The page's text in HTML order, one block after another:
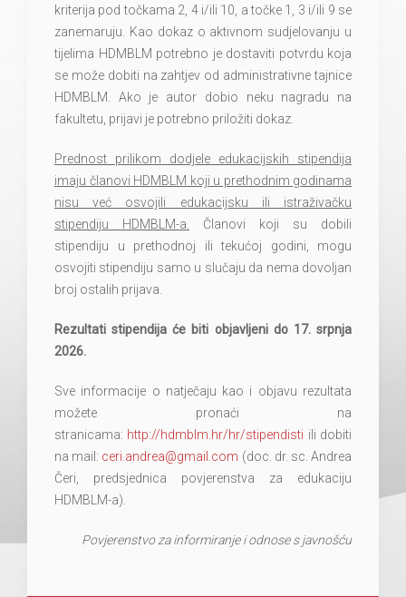
kriterija pod točkama 2, 4 i/ili 10, a točke 1, 3 i/ili 9 se
zanemaruju. Kao dokaz o aktivnom sudjelovanju u
tijelima HDMBLM potrebno je dostaviti potvrdu koja
se može dobiti na zahtjev od administrativne tajnice
HDMBLM. Ako je autor dobio neku nagradu na
fakultetu, prijavi je potrebno priložiti dokaz.
Prednost prilikom dodjele edukacijskih stipendija
imaju članovi HDMBLM koji u prethodnim godinama
nisu već osvojili edukacijsku ili istraživačku
stipendiju HDMBLM-a.
Članovi koji su dobili
stipendiju u prethodnoj ili tekućoj godini, mogu
osvojiti stipendiju samo u slučaju da nema dovoljan
broj ostalih prijava.
Rezultati stipendija će biti objavljeni do 17. srpnja
2026.
Sve informacije o natječaju kao i objavu rezultata
možete pronaći na
stranicama: http://hdmblm.hr/hr/stipendisti ili dobiti
na mail: ceri.andrea@gmail.com (doc. dr. sc. Andrea
Čeri, predsjednica povjerenstva za edukaciju
HDMBLM-a).
Povjerenstvo za informiranje i odnose s javnošću